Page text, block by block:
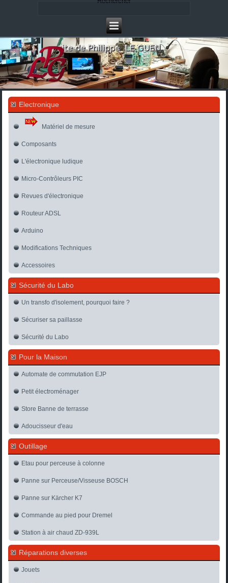
Electronique
Matériel de mesure
Composants
L'électronique ludique
Micro-Contrôleurs PIC
Revues d'électronique
Routeur ADSL
Arduino
Modifications Techniques
Accessoires
Sécurité du Labo
Un transfo d'isolement, pourquoi faire ?
Sécuriser sa paillasse
Sécurité du Labo
Pour la Maison
Automate de commutation EJP
Petit électroménager
Store Banne de terrasse
Adoucisseur d'eau
Outillage
Etau pour perceuse à colonne
Panne sur Perceuse/Visseuse BOSCH
Panne sur Kärcher K7
Commande au pied pour Dremel
Station à air chaud ZD-939L
Réparations diverses
Jouets